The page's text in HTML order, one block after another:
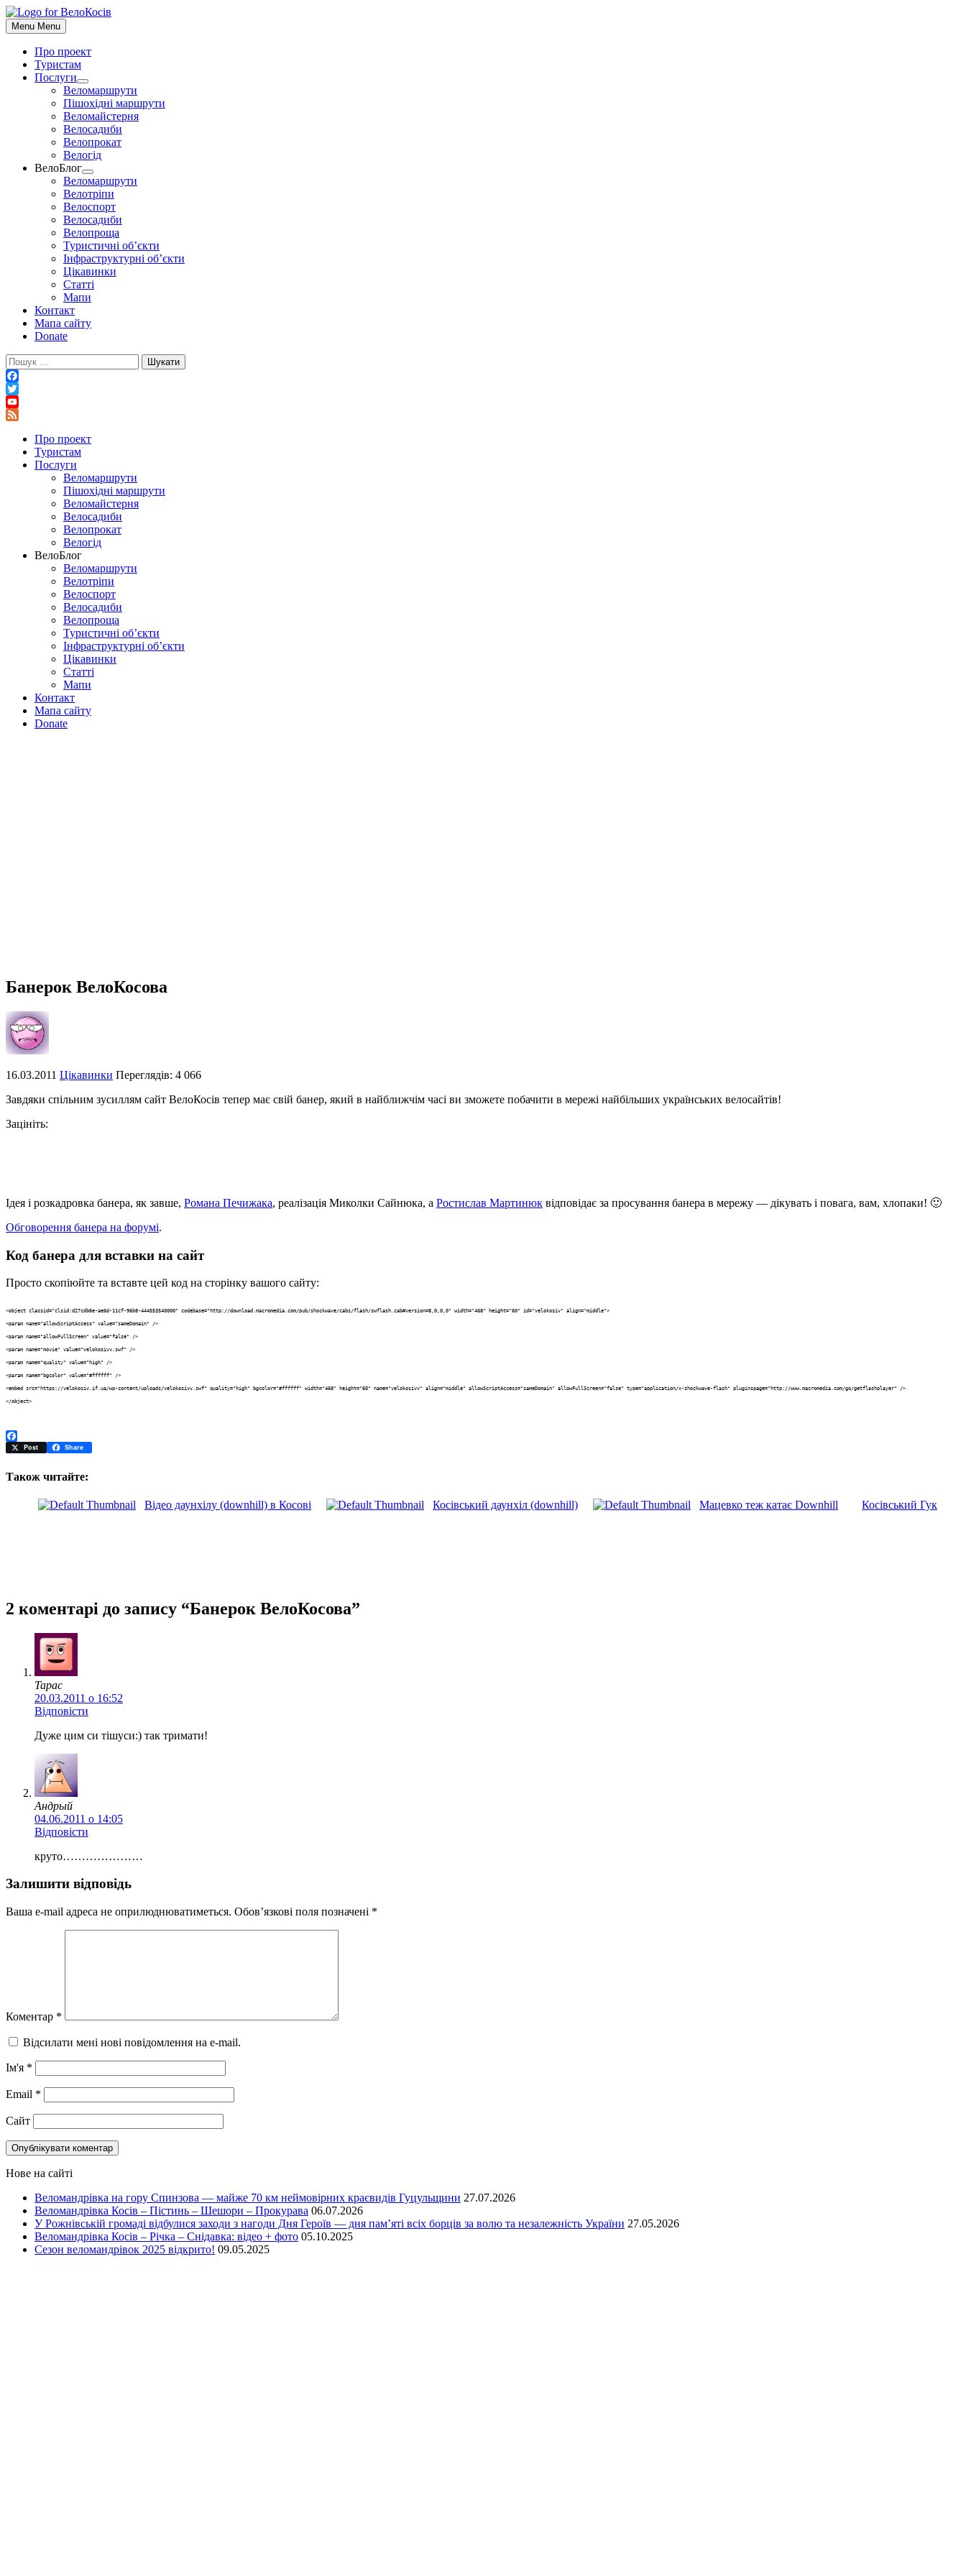
До
контенту
Menu Menu
Про проект
Туристам
Послуги
Show
sub
menu
Веломаршрути
Пішохідні маршрути
Веломайстерня
Велосадиби
Велопрокат
Велогід
ВелоБлог
Show
sub
menu
Веломаршрути
Велотріпи
Велоспорт
Велосадиби
Велопроща
Туристичні об’єкти
Інфраструктурні об’єкти
Цікавинки
Статті
Мапи
Контакт
Мапа сайту
Donate
Пошук:
Facebook
Twitter
YouTube
Про проект
Туристам
Послуги
Веломаршрути
Пішохідні маршрути
Веломайстерня
Велосадиби
Велопрокат
Велогід
ВелоБлог
Веломаршрути
Велотріпи
Велоспорт
Велосадиби
Велопроща
Туристичні об’єкти
Інфраструктурні об’єкти
Цікавинки
Статті
Мапи
Контакт
Мапа сайту
Donate
Банерок ВелоКосова
16.03.2011 Цікавинки Переглядів: 4 066
Завдяки спільним зусиллям сайт ВелоКосів тепер має свій банер, який в найближчім часі ви зможете побачити в мережі найбільших українських велосайтів!
Зацініть:
Ідея і розкадровка банера, як завше, Романа Печижака, реалізація Миколки Сайнюка, а Ростислав Мартинюк відповідає за просування банера в мережу — дікувать і повага, вам, хлопаки! 🙂
Обговорення банера на форумі.
Код банера для вставки на сайт
Просто скопіюйте та вставте цей код на сторінку вашого сайту:
<object classid="clsid:d27cdb6e-ae6d-11cf-96b8-444553540000" codebase="http://download.macromedia.com/pub/shockwave/cabs/flash/swflash.cab#version=8,0,0,0" width="468" height="60" id="velokosiv" align="middle">
<param name="allowScriptAccess" value="sameDomain" />
<param name="allowFullScreen" value="false" />
<param name="movie" value="velokosivv.swf" />
<param name="quality" value="high" />
<param name="bgcolor" value="#ffffff" />
<embed src="https://velokosiv.if.ua/wp-content/uploads/velokosivv.swf" quality="high" bgcolor="#ffffff" width="468" height="60" name="velokosivv" align="middle" allowScriptAccess="sameDomain" allowFullScreen="false" type="application/x-shockwave-flash" pluginspage="http://www.macromedia.com/go/getflashplayer" />
</object>
Facebook
Post Share
Також читайте:
Відео даунхілу (downhill) в Косові Косівський даунхіл (downhill) Мацевко теж катає Downhill Косівський Гук
2 коментарі до запису “Банерок ВелоКосова”
Тарас
20.03.2011 о 16:52
Відповісти
Дуже цим си тішуси:) так тримати!
Андрый
04.06.2011 о 14:05
Відповісти
круто…………………
Залишити відповідь
Ваша e-mail адреса не оприлюднюватиметься. Обов’язкові поля позначені *
Коментар *
Відсилати мені нові повідомлення на e-mail.
Ім'я *
Email *
Сайт
Нове на сайті
Веломандрівка на гору Спинзова — майже 70 км неймовірних краєвидів Гуцульщини 27.07.2026
Веломандрівка Косів – Пістинь – Шешори – Прокурава 06.07.2026
У Рожнівській громаді відбулися заходи з нагоди Дня Героїв — дня пам’яті всіх борців за волю та незалежність України 27.05.2026
Веломандрівка Косів – Річка – Снідавка: відео + фото 05.10.2025
Сезон веломандрівок 2025 відкрито! 09.05.2025